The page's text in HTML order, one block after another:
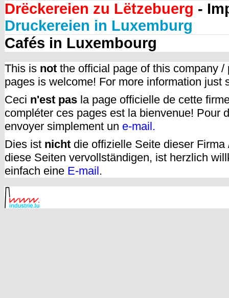
Drëckereien zu Lëtzebuerg -
Druckereien in Luxemburg
Cafés in Luxembourg
This is not the official page of this company
pages is welcome! For more information just
Ceci n'est pas la page officielle de cette
compléter ces pages est la bienvenue! Pour
envoyer simplement un e-mail.
Dies ist nicht die offizielle Seite dieser
diese Seiten vervollständigen, ist herzlich
einfach eine E-mail.